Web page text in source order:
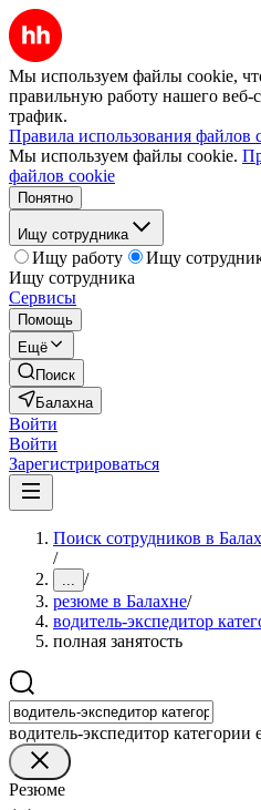
Мы используем файлы cookie,
правильную работу нашего веб-
трафик.
Правила использования файлов
Мы используем файлы cookie.
файлов cookie
Понятно
Ищу сотрудника
Ищу работу
Ищу
Ищу сотрудника
Сервисы
Помощь
Ещё
Поиск
Балахна
Войти
Войти
Зарегистрироваться
Поиск сотрудников в
/
... /
резюме в Балахне/
водитель-экспедитор
полная занятость
водитель-экспедитор категории
Резюме